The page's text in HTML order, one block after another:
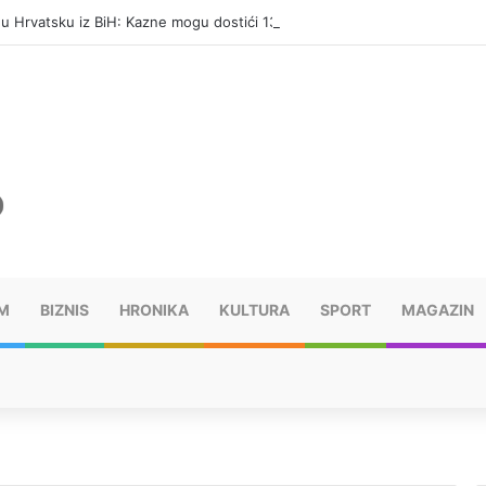
Hrvatsku iz BiH: Kazne mogu dostići 13.260 evra
BIZNIS HRONIKA KULTURA SPORT MAGAZIN